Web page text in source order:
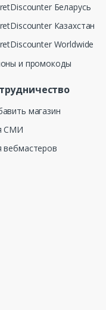
Беларусь
Казахстан
Worldwide
и промокоды
магазин
СМИ
вебмастеров